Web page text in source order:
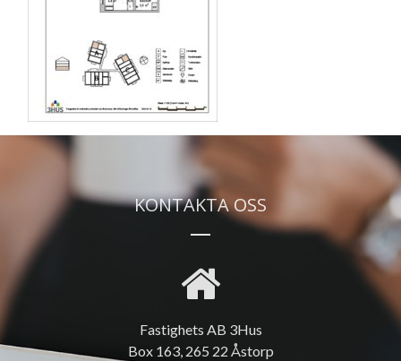
KONTAKTA OSS
Fastighets AB 3Hus
Box 163, 265 22 Åstorp